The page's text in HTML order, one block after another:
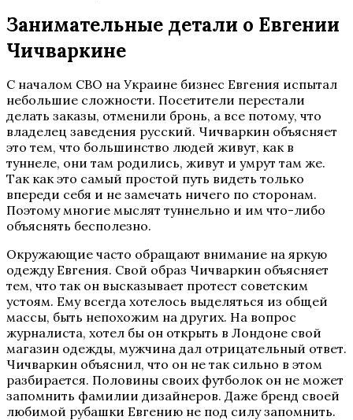
Занимательные детали о Евгении
Чичваркине
С началом СВО на Украине бизнес Евгения испытал
небольшие сложности. Посетители перестали
делать заказы, отменили бронь, а все потому, что
владелец заведения русский. Чичваркин объясняет
это тем, что большинство людей живут, как в
туннеле, они там родились, живут и умрут там же.
Так как это самый простой путь видеть только
впереди себя и не замечать ничего по сторонам.
Поэтому многие мыслят туннельно и им что-либо
объяснять бесполезно.
Окружающие часто обращают внимание на яркую
одежду Евгения. Свой образ Чичваркин объясняет
тем, что так он высказывает протест советским
устоям. Ему всегда хотелось выделяться из общей
массы, быть непохожим на других. На вопрос
журналиста, хотел бы он открыть в Лондоне свой
магазин одежды, мужчина дал отрицательный ответ.
Чичваркин объяснил, что он не так сильно в этом
разбирается. Половины своих футболок он не может
запомнить фамилии дизайнеров. Даже бренд своей
любимой рубашки Евгению не под силу запомнить.